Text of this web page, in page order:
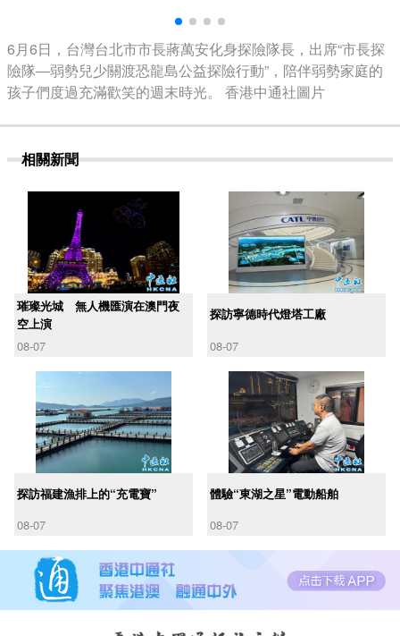
6月6日，台灣台北市市長蔣萬安化身探險隊長，出席“市長探
險隊—弱勢兒少關渡恐龍島公益探險行動”，陪伴弱勢家庭的
孩子們度過充滿歡笑的週末時光。 香港中通社圖片
相關新聞
璀璨光城 無人機匯演在澳門夜
空上演
08-07
探訪寧德時代燈塔工廠
08-07
探訪福建漁排上的“充電寶”
08-07
體驗“東湖之星”電動船舶
08-07